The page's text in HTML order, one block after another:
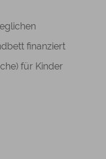
finanziert
für Kinder